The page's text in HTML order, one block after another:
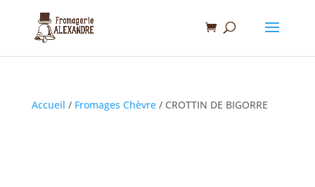
Accueil / Fromages Chèvre/ CROTTIN DE BIGORRE